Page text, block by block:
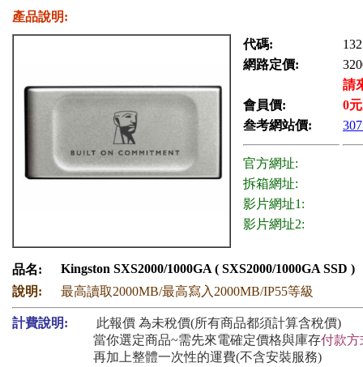
產品說明:
代碼:
網路定價:
請
會員價:
0
叁考網站價:
官方網址:
拆箱網址:
影片網址1:
影片網址2:
品名:
Kingston SXS2000/1000GA ( SXS2000/1000GA SSD )
說明:
最高讀取2000MB/最高寫入2000MB/IP55等級
計費說明:
此報價 為未稅價(所有商品都須計算含稅價)
當你選定商品~需先來電確定價格與庫存付款方
再加上整體一次性的運費(不含安裝服務)